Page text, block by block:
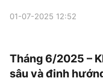
01-07-2025 12:52
Tháng 6/2025 –
sâu và định